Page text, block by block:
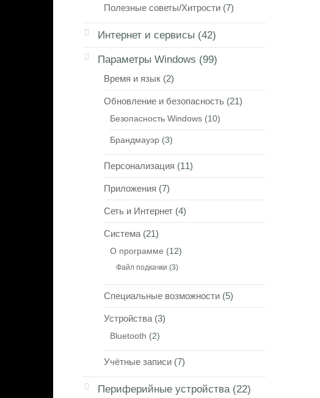
Полезные советы/Хитрости (7)
Интернет и сервисы (42)
Параметры Windows (99)
Время и язык (2)
Обновление и безопасность (21)
Безопасность Windows (10)
Брандмауэр (3)
Персонализация (11)
Приложения (7)
Сеть и Интернет (4)
Система (21)
О программе (12)
Файл подкачки (3)
Специальные возможности (5)
Устройства (3)
Bluetooth (2)
Учётные записи (7)
Периферийные устройства(22)